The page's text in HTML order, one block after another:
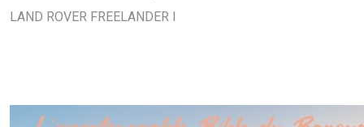
LAND ROVER FREELANDER I